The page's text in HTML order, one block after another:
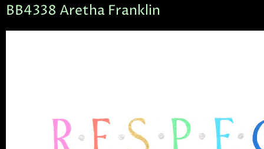
BB4338 Aretha Franklin